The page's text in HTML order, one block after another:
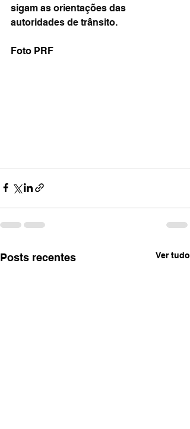
sigam as orientações das
autoridades de trânsito.
Foto PRF
Posts recentes Ver tudo